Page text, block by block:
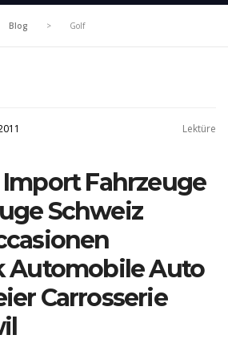
Blog > Golf
Lektüre
Fahrzeuge
Schweiz
Automobile Auto
Carrosserie